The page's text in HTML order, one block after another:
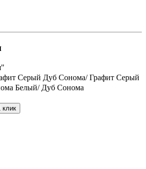
Дуб Сонома/ Графит Серый
Белый/ Дуб Сонома
клик